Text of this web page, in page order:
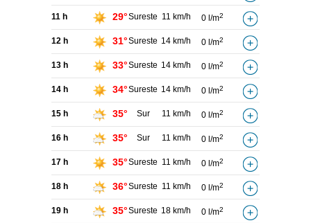
11 h 29°Sureste 11 km/h 0 l/m2
12 h 31°Sureste 14 km/h 0 l/m2
13 h 33°Sureste 14 km/h 0 l/m2
14 h 34°Sureste 14 km/h 0 l/m2
15 h 35° Sur 11 km/h 0 l/m2
16 h 35° Sur 11 km/h 0 l/m2
17 h 35°Sureste 11 km/h 0 l/m2
18 h 36°Sureste 11 km/h 0 l/m2
19 h 35°Sureste 18 km/h 0 l/m2